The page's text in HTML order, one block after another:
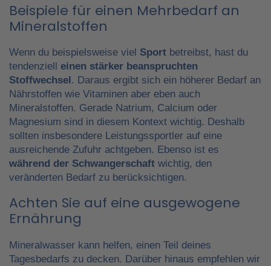
Beispiele für einen Mehrbedarf an
Mineralstoffen
Wenn du beispielsweise viel Sport betreibst, hast du
tendenziell einen stärker beanspruchten
Stoffwechsel. Daraus ergibt sich ein höherer Bedarf an
Nährstoffen wie Vitaminen aber eben auch
Mineralstoffen. Gerade Natrium, Calcium oder
Magnesium sind in diesem Kontext wichtig. Deshalb
sollten insbesondere Leistungssportler auf eine
ausreichende Zufuhr achtgeben. Ebenso ist es
während der Schwangerschaft wichtig, den
veränderten Bedarf zu berücksichtigen.
Achten Sie auf eine ausgewogene
Ernährung
Mineralwasser kann helfen, einen Teil deines
Tagesbedarfs zu decken. Darüber hinaus empfehlen wir